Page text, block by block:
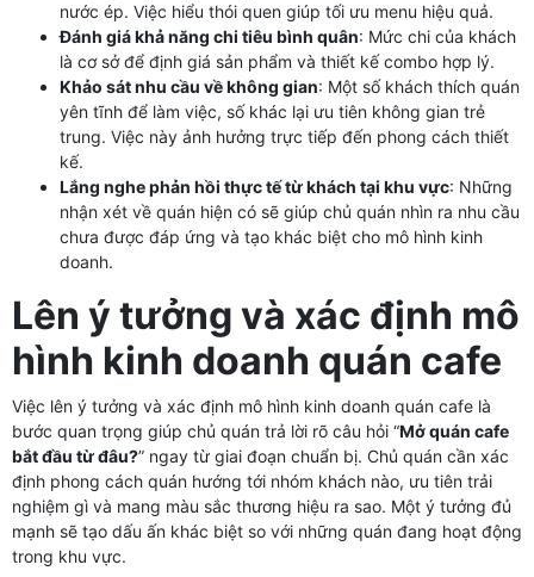
nước ép. Việc hiểu thói quen giúp tối ưu menu hiệu quả.
Đánh giá khả năng chi tiêu bình quân: Mức chi của khách
là cơ sở để định giá sản phẩm và thiết kế combo hợp lý.
Khảo sát nhu cầu về không gian: Một số khách thích quán
yên tĩnh để làm việc, số khác lại ưu tiên không gian trẻ
trung. Việc này ảnh hưởng trực tiếp đến phong cách thiết
kế.
Lắng nghe phản hồi thực tế từ khách tại khu vực: Những
nhận xét về quán hiện có sẽ giúp chủ quán nhìn ra nhu cầu
chưa được đáp ứng và tạo khác biệt cho mô hình kinh
doanh.
Lên ý tưởng và xác định mô
hình kinh doanh quán cafe
Việc lên ý tưởng và xác định mô hình kinh doanh quán cafe là
bước quan trọng giúp chủ quán trả lời rõ câu hỏi “Mở quán cafe
bắt đầu từ đâu?” ngay từ giai đoạn chuẩn bị. Chủ quán cần xác
định phong cách quán hướng tới nhóm khách nào, ưu tiên trải
nghiệm gì và mang màu sắc thương hiệu ra sao. Một ý tưởng đủ
mạnh sẽ tạo dấu ấn khác biệt so với những quán đang hoạt động
trong khu vực.